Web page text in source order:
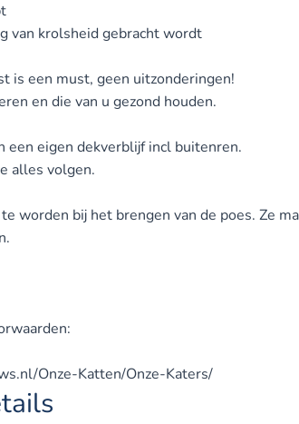
van krolsheid gebracht wordt
is een must, geen uitzonderingen!
en die van u gezond houden.
een eigen dekverblijf incl buitenren.
alles volgen.
worden bij het brengen van de poes. Ze
Onze-Katten/Onze-Katers/